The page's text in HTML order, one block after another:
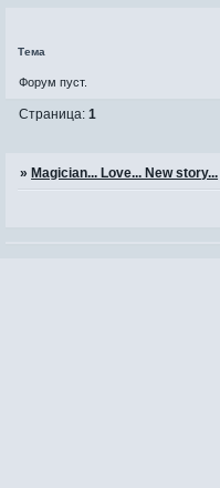
Тема
Форум пуст.
Страница:1
»Magician... Love... New story...